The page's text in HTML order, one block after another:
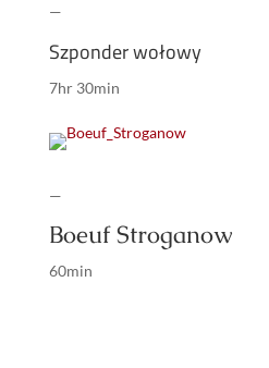
—
Szponder wołowy
7hr 30min
—
Boeuf Stroganow
60min